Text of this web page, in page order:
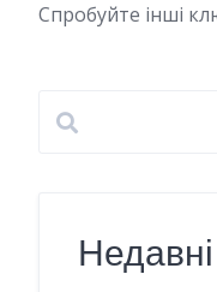
Спробуйте інші